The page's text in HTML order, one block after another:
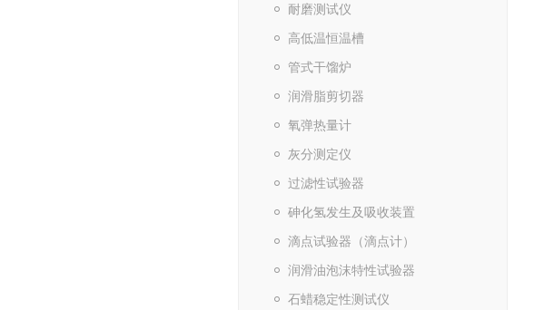
耐磨测试仪
高低温恒温槽
管式干馏炉
润滑脂剪切器
氧弹热量计
灰分测定仪
过滤性试验器
砷化氢发生及吸收装置
滴点试验器（滴点计）
润滑油泡沫特性试验器
石蜡稳定性测试仪